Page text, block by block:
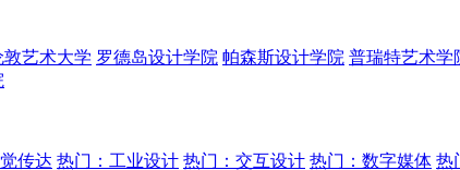
敦艺术大学 罗德岛设计学院 帕森斯设计学院 普瑞特艺术学
传达 热门：工业设计 热门：交互设计 热门：数字媒体 热